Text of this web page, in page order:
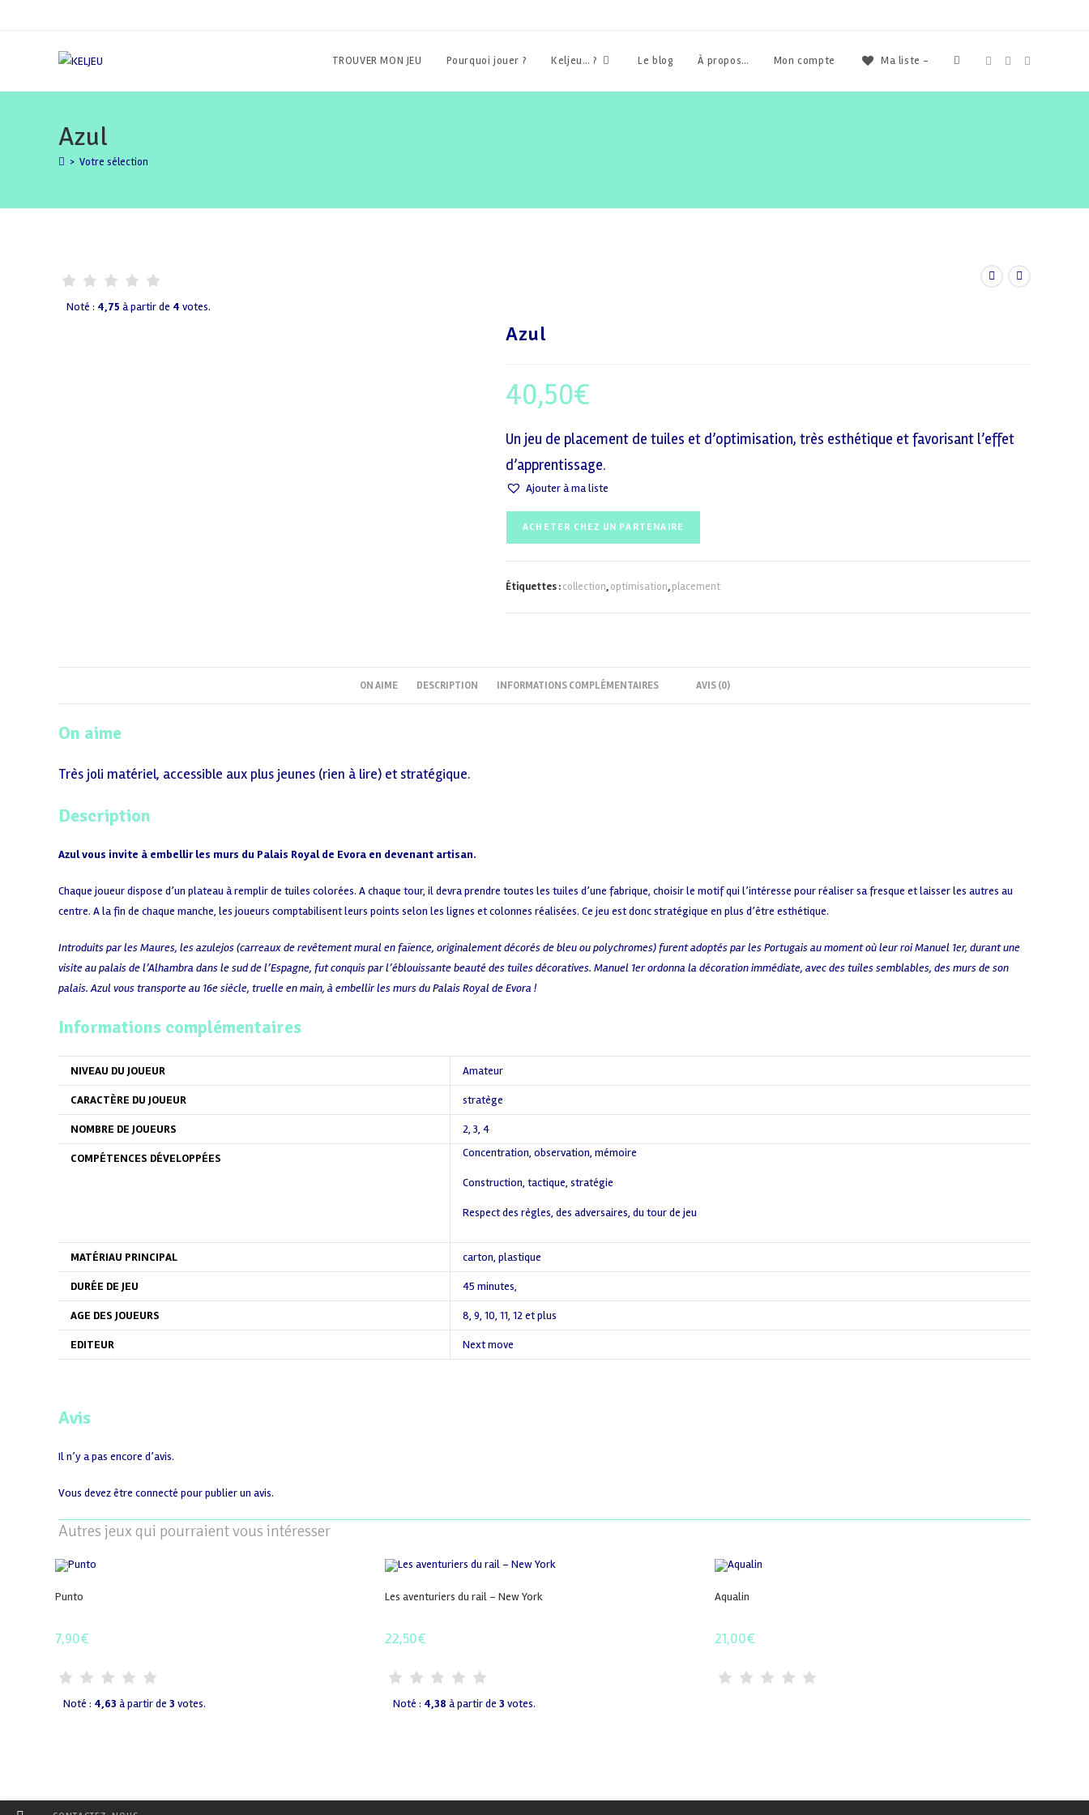
TROUVER MON JEU Pourquoi jouer ? Keljeu… ? Le blog À propos… Mon compte Ma liste - Toggle
Azul
> Votre sélection
Noté : 4,75 à partir de 4 votes.
Azul
40,50€
Un jeu de placement de tuiles et d’optimisation, très esthétique et favorisant l’effet
d’apprentissage.
Ajouter à ma liste
ACHETER CHEZ UN PARTENAIRE
Étiquettes :collection,optimisation,placement
ON AIME DESCRIPTION INFORMATIONS COMPLÉMENTAIRES AVIS (0)
On aime
Très joli matériel, accessible aux plus jeunes (rien à lire) et stratégique.
Description
Azul vous invite à embellir les murs du Palais Royal de Evora en devenant artisan.
Chaque joueur dispose d’un plateau à remplir de tuiles colorées. A chaque tour, il devra prendre toutes les tuiles d’une fabrique, choisir le motif qui l’intéresse pour réaliser sa fresque et laisser les autres au
centre. A la fin de chaque manche, les joueurs comptabilisent leurs points selon les lignes et colonnes réalisées. Ce jeu est donc stratégique en plus d’être esthétique.
Introduits par les Maures, les azulejos (carreaux de revêtement mural en faïence, originalement décorés de bleu ou polychromes) furent adoptés par les Portugais au moment où leur roi Manuel 1er, durant une
visite au palais de l’Alhambra dans le sud de l’Espagne, fut conquis par l’éblouissante beauté des tuiles décoratives. Manuel 1er ordonna la décoration immédiate, avec des tuiles semblables, des murs de son
palais. Azul vous transporte au 16e siècle, truelle en main, à embellir les murs du Palais Royal de Evora !
Informations complémentaires
NIVEAU DU JOUEUR Amateur
CARACTÈRE DU JOUEUR stratège
NOMBRE DE JOUEURS 2, 3, 4
COMPÉTENCES DÉVELOPPÉES
Concentration, observation, mémoire
Construction, tactique, stratégie
Respect des règles, des adversaires, du tour de jeu
MATÉRIAU PRINCIPAL carton, plastique
DURÉE DE JEU 45 minutes,
AGE DES JOUEURS 8, 9, 10, 11, 12 et plus
EDITEUR Next move
Avis
Il n’y a pas encore d’avis.
Vous devez être connecté pour publier un avis.
Autres jeux qui pourraient vous intéresser
Punto
7,90€
Noté : 4,63 à partir de3 votes.
Les aventuriers du rail – New York
22,50€
Noté : 4,38 à partir de 3 votes.
Aqualin
21,00€